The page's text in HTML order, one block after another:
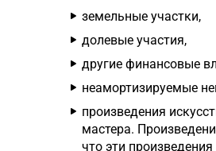
земельные участки,
долевые участия,
другие финансовые
неамортизируемые
произведения
мастера.
что эти